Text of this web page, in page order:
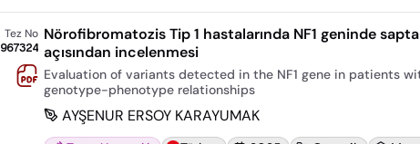
Tez No
967324
Nörofibromatozis Tip 1 hastalarında NF1 geninde
açısından incelenmesi
Evaluation of variants detected in the NF1 gene in patients
genotype-phenotype relationships
AYŞENUR ERSOY KARAYUMAK